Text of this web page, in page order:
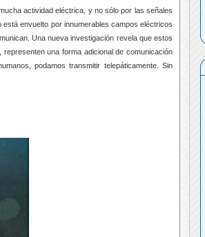
actividad eléctrica, y no sólo por las señales
envuelto por innumerables campos eléctricos
Una nueva investigación revela que estos
una forma adicional de comunicación
podamos transmitir telepáticamente. Sin